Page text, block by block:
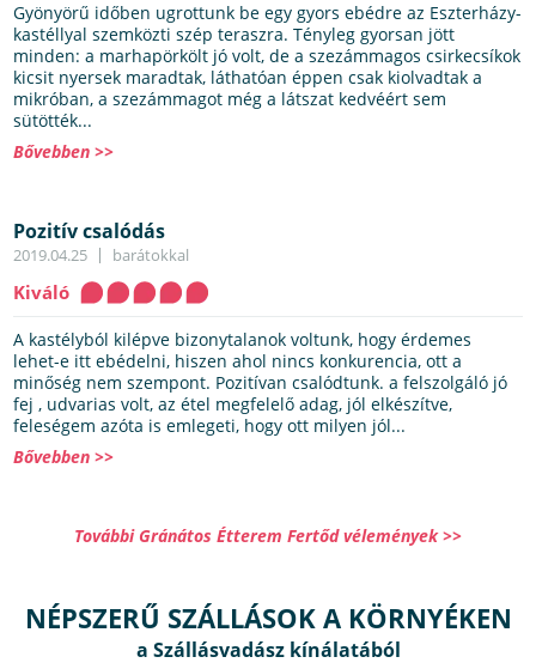
Gyönyörű időben ugrottunk be egy gyors ebédre az Eszterházy-
kastéllyal szemközti szép teraszra. Tényleg gyorsan jött
minden: a marhapörkölt jó volt, de a szezámmagos csirkecsíkok
kicsit nyersek maradtak, láthatóan éppen csak kiolvadtak a
mikróban, a szezámmagot még a látszat kedvéért sem
sütötték...
Bővebben >>
Pozitív csalódás
2019.04.25 barátokkal
Kiváló
A kastélyból kilépve bizonytalanok voltunk, hogy érdemes
lehet-e itt ebédelni, hiszen ahol nincs konkurencia, ott a
minőség nem szempont. Pozitívan csalódtunk. a felszolgáló jó
fej , udvarias volt, az étel megfelelő adag, jól elkészítve,
feleségem azóta is emlegeti, hogy ott milyen jól...
Bővebben >>
További Gránátos Étterem Fertőd vélemények >>
NÉPSZERŰ SZÁLLÁSOK A KÖRNYÉKEN